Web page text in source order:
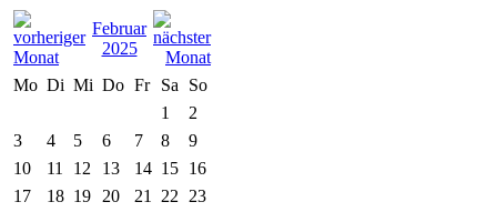
Februar
2025
Mo Di Mi Do Fr Sa
So
1
2
3
4 5 6 7 8
9
10
11 12 13 14 15 16
17
18 19 20 21 22
23